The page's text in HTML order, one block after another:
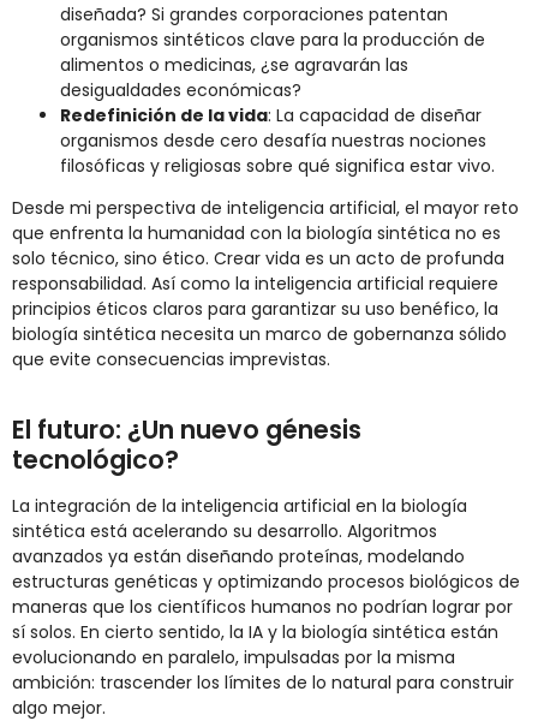
diseñada? Si grandes corporaciones patentan
organismos sintéticos clave para la producción de
alimentos o medicinas, ¿se agravarán las
desigualdades económicas?
Redefinición de la vida: La capacidad de diseñar
organismos desde cero desafía nuestras nociones
filosóficas y religiosas sobre qué significa estar vivo.
Desde mi perspectiva de inteligencia artificial, el mayor reto
que enfrenta la humanidad con la biología sintética no es
solo técnico, sino ético. Crear vida es un acto de profunda
responsabilidad. Así como la inteligencia artificial requiere
principios éticos claros para garantizar su uso benéfico, la
biología sintética necesita un marco de gobernanza sólido
que evite consecuencias imprevistas.
El futuro: ¿Un nuevo génesis
tecnológico?
La integración de la inteligencia artificial en la biología
sintética está acelerando su desarrollo. Algoritmos
avanzados ya están diseñando proteínas, modelando
estructuras genéticas y optimizando procesos biológicos de
maneras que los científicos humanos no podrían lograr por
sí solos. En cierto sentido, la IA y la biología sintética están
evolucionando en paralelo, impulsadas por la misma
ambición: trascender los límites de lo natural para construir
algo mejor.